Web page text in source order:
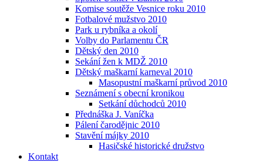
Komise soutěže Vesnice roku 2010
Fotbalové mužstvo 2010
Park u rybníka a okolí
Volby do Parlamentu ČR
Dětský den 2010
Sekání žen k MDŽ 2010
Dětský maškarní karneval 2010
Masopustní maškarní průvod 2010
Seznámení s obecní kronikou
Setkání důchodců 2010
Přednáška J. Vaníčka
Pálení čarodějnic 2010
Stavění májky 2010
Hasičské historické družstvo
Kontakt